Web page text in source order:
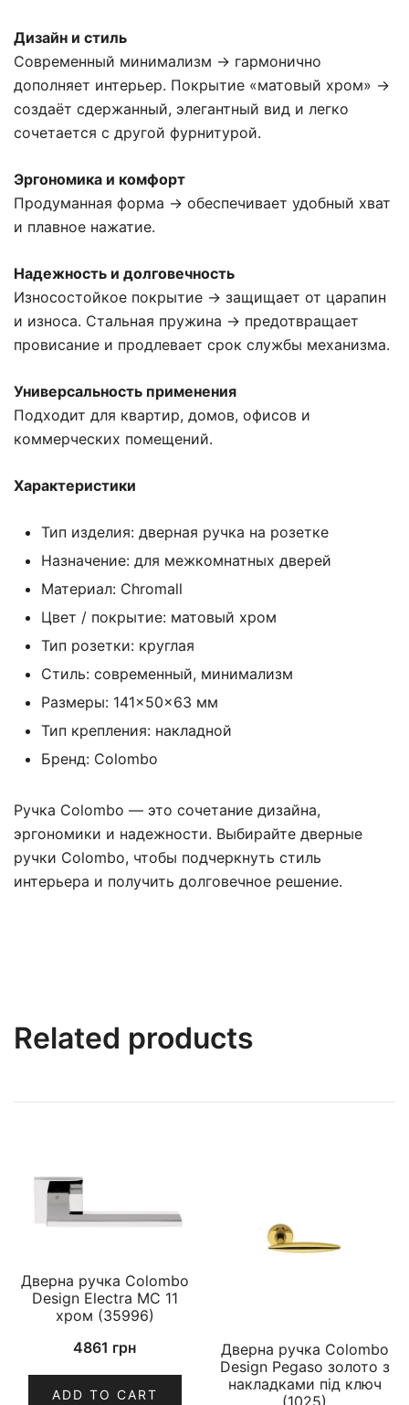
Дизайн и стиль
Современный минимализм → гармонично
дополняет интерьер. Покрытие «матовый хром» →
создаёт сдержанный, элегантный вид и легко
сочетается с другой фурнитурой.
Эргономика и комфорт
Продуманная форма → обеспечивает удобный хват
и плавное нажатие.
Надежность и долговечность
Износостойкое покрытие → защищает от царапин
и износа. Стальная пружина → предотвращает
провисание и продлевает срок службы механизма.
Универсальность применения
Подходит для квартир, домов, офисов и
коммерческих помещений.
Характеристики
Тип изделия: дверная ручка на розетке
Назначение: для межкомнатных дверей
Материал: Chromall
Цвет / покрытие: матовый хром
Тип розетки: круглая
Стиль: современный, минимализм
Размеры: 141×50×63 мм
Тип крепления: накладной
Бренд: Colombo
Ручка Colombo — это сочетание дизайна,
эргономики и надежности. Выбирайте дверные
ручки Colombo, чтобы подчеркнуть стиль
интерьера и получить долговечное решение.
Related products
Дверна ручка Colombo
Design Electra MC 11
хром (35996)
4861 грн
ADD TO CART
Дверна ручка Colombo
Design Pegaso золото з
накладками під ключ